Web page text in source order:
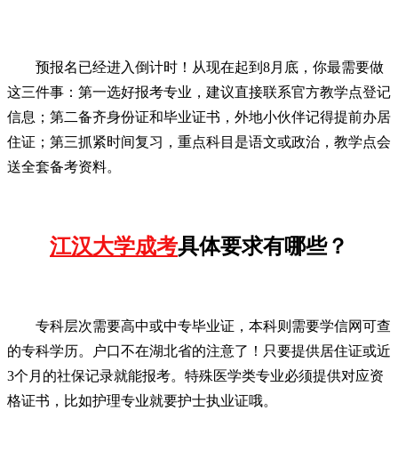
预报名已经进入倒计时！从现在起到8月底，你最需要做
这三件事：第一选好报考专业，建议直接联系官方教学点登记
信息；第二备齐身份证和毕业证书，外地小伙伴记得提前办居
住证；第三抓紧时间复习，重点科目是语文或政治，教学点会
送全套备考资料。
江汉大学成考具体要求有哪些？
专科层次需要高中或中专毕业证，本科则需要学信网可查
的专科学历。户口不在湖北省的注意了！只要提供居住证或近
3个月的社保记录就能报考。特殊医学类专业必须提供对应资
格证书，比如护理专业就要护士执业证哦。